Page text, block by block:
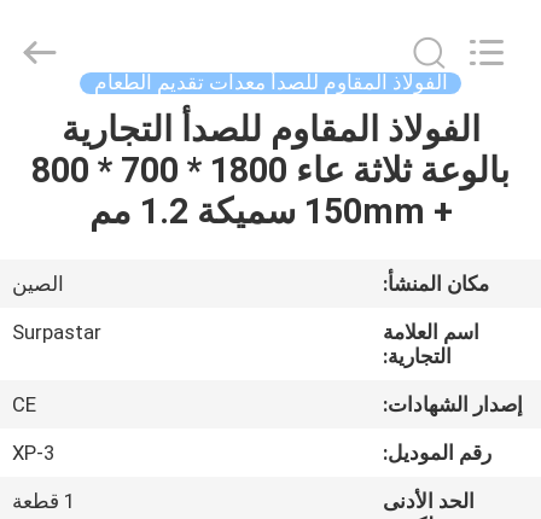
منتجات
أشرطة
فيديو
معلومات
equipments
limited.
الفولاذ المقاوم للصدأ معدات تقديم الطعام
الفولاذ المقاوم للصدأ التجارية
بالوعة ثلاثة عاء 1800 * 700 * 800
+ 150mm سميكة 1.2 مم
مكان المنشأ:
الصين
اسم العلامة
التجارية:
Surpastar
إصدار الشهادات:
CE
رقم الموديل:
XP-3
الحد الأدنى
1 قطعة